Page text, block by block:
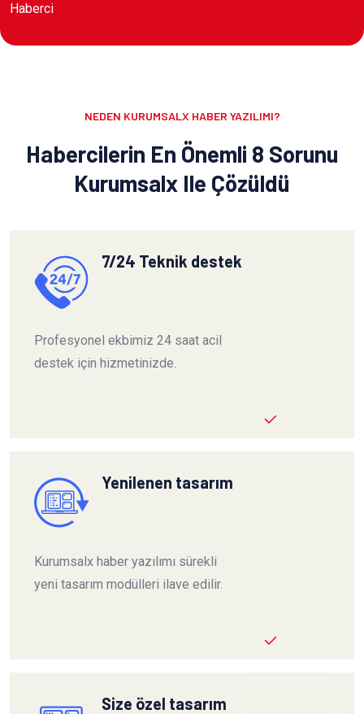
Haberci
NEDEN KURUMSALX HABER YAZILIMI?
Habercilerin En Önemli 8 Sorunu
Kurumsalx Ile Çözüldü
7/24 Teknik destek
Profesyonel ekbimiz 24 saat acil
destek için hizmetinizde.
Yenilenen tasarım
Kurumsalx haber yazılımı sürekli
yeni tasarım modülleri ilave edilir.
Size özel tasarım